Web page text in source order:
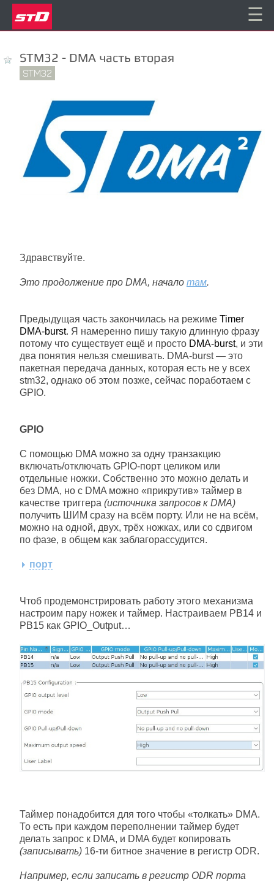
☰
STM32 - DMA часть вторая
STM32
Здравствуйте.
Это продолжение про DMA, начало там.
Предыдущая часть закончилась на режиме Timer
DMA-burst. Я намеренно пишу такую длинную фразу
потому что существует ещё и просто DMA-burst, и эти
два понятия нельзя смешивать. DMA-burst — это
пакетная передача данных, которая есть не у всех
stm32, однако об этом позже, сейчас поработаем с
GPIO.
GPIO
С помощью DMA можно за одну транзакцию
включать/отключать GPIO-порт целиком или
отдельные ножки. Собственно это можно делать и
без DMA, но с DMA можно «прикрутив» таймер в
качестве триггера (источника запросов к DMA)
получить ШИМ сразу на всём порту. Или не на всём,
можно на одной, двух, трёх ножках, или со сдвигом
по фазе, в общем как заблагорассудится.
порт
Чтоб продемонстрировать работу этого механизма
настроим пару ножек и таймер. Настраиваем РВ14 и
РВ15 как GPIO_Output…
Таймер понадобится для того чтобы «толкать» DMA.
То есть при каждом переполнении таймер будет
делать запрос к DMA, и DMA будет копировать
(записывать) 16-ти битное значение в регистр ODR.
Например, если записать в регистр ODR порта